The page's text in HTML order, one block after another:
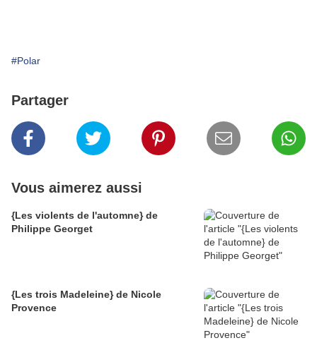
#Polar
Partager
Vous aimerez aussi
{Les violents de l'automne} de
Philippe Georget
{Les trois Madeleine} de Nicole
Provence